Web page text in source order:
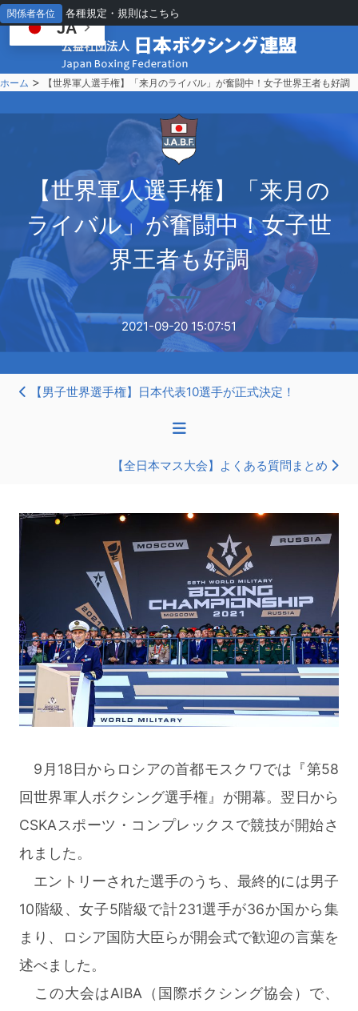
関係者各位 各種規定・規則はこちら
ホーム > 【世界軍人選手権】「来月のライバル」が奮闘中！女子世界王者も好調
【世界軍人選手権】「来月の
ライバル」が奮闘中！女子世
界王者も好調
2021-09-20 15:07:51
【男子世界選手権】日本代表10選手が正式決定！
【全日本マス大会】よくある質問まとめ
9月18日からロシアの首都モスクワでは『第58
回世界軍人ボクシング選手権』が開幕。翌日から
CSKAスポーツ・コンプレックスで競技が開始さ
れました。
エントリーされた選手のうち、最終的には男子
10階級、女子5階級で計231選手が36か国から集
まり、ロシア国防大臣らが開会式で歓迎の言葉を
述べました。
この大会はAIBA（国際ボクシング協会）で、
JA